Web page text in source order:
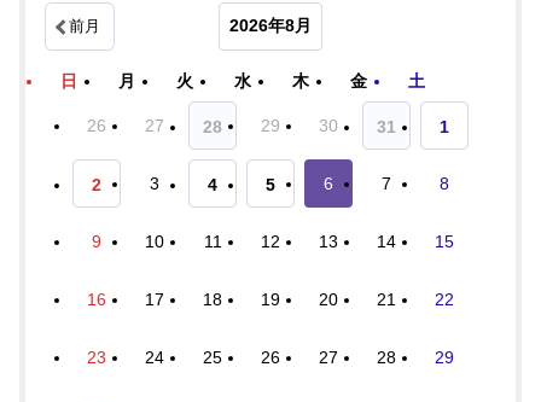
前月 2026年8月
日 月 火 水 木 金 土
26 27 28 29 30 31 1
2 3 4 5 6 7 8
9 10 11 12 13 14 15
16 17 18 19 20 21 22
23 24 25 26 27 28 29